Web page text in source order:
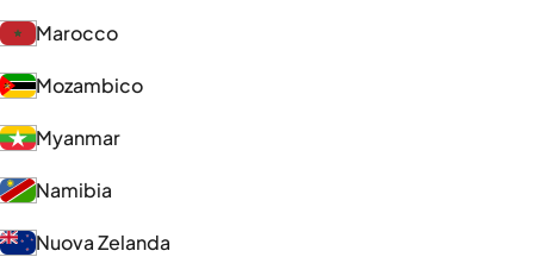
Marocco
Mozambico
Myanmar
Namibia
Nuova Zelanda